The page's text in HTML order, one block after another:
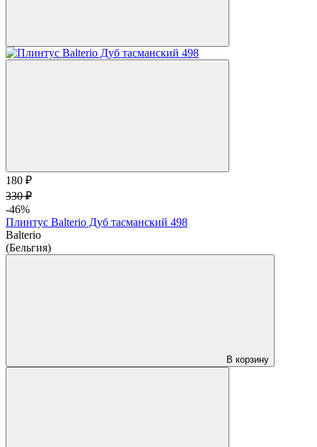
180 ₽
330 ₽
-46%
Плинтус Balterio Дуб тасманский 498
Balterio
(Бельгия)
В корзину